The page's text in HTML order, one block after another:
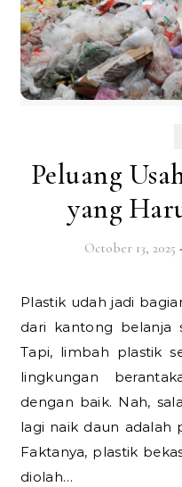
Peluang
yang
October 13, 2025
Plastik udah jadi bagian dari kehidupan sehari-hari,
dari kantong belanja
Tapi, limbah plastik
lingkungan
dengan baik. Nah,
lagi naik daun adalah
Faktanya, plastik
diolah…